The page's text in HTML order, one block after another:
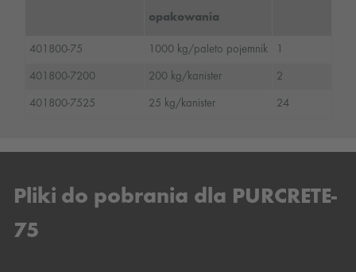
opakowania
401800-75 1000 kg/paleto pojemnik 1
401800-7200 200 kg/kanister 2
401800-7525 25 kg/kanister 24
Pliki do pobrania dla PURCRETE-
75